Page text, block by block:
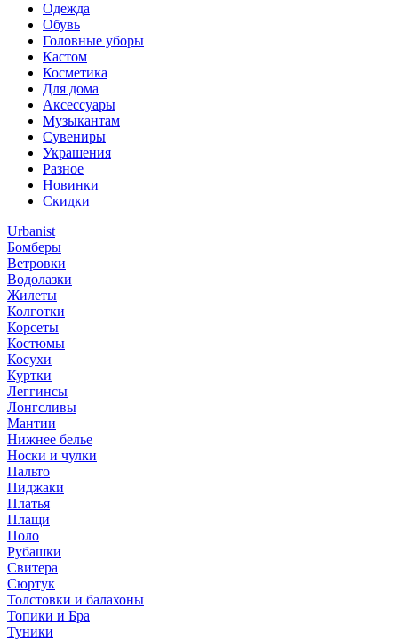
Одежда
Обувь
Головные уборы
Кастом
Косметика
Для дома
Аксессуары
Музыкантам
Сувениры
Украшения
Разное
Новинки
Скидки
Urbanist
Бомберы
Ветровки
Водолазки
Жилеты
Колготки
Корсеты
Костюмы
Косухи
Куртки
Леггинсы
Лонгсливы
Мантии
Нижнее белье
Носки и чулки
Пальто
Пиджаки
Платья
Плащи
Поло
Рубашки
Свитера
Сюртук
Толстовки и балахоны
Топики и Бра
Туники